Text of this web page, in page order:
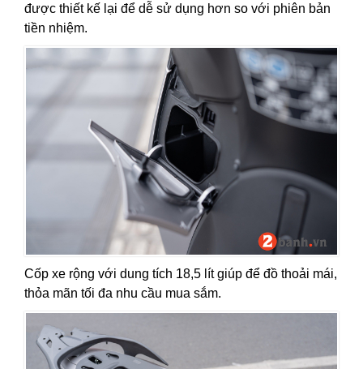
được thiết kế lại để dễ sử dụng hơn so với phiên bản
tiền nhiệm.
Cốp xe rộng với dung tích 18,5 lít giúp để đồ thoải mái,
thỏa mãn tối đa nhu cầu mua sắm.